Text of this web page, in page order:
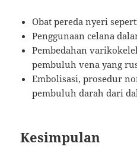
Obat pereda nyeri
Penggunaan celana
Pembedahan
pembuluh vena yang
Embolisasi, prosedur
pembuluh darah dari
Kesimpulan